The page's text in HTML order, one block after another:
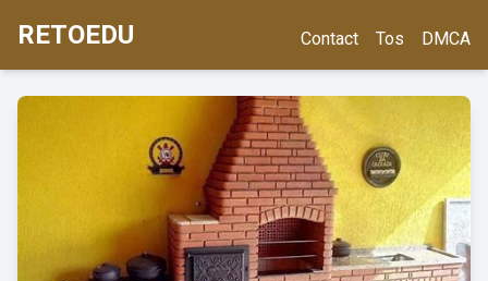
RETOEDU Contact Tos DMCA